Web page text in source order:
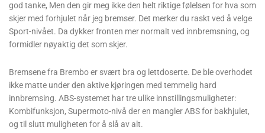
god tanke, Men den gir meg ikke den helt riktige følelsen for hva som
skjer med forhjulet når jeg bremser. Det merker du raskt ved å velge
Sport-nivået. Da dykker fronten mer normalt ved innbremsning, og
formidler nøyaktig det som skjer.
Bremsene fra Brembo er svært bra og lettdoserte. De ble overhodet
ikke matte under den aktive kjøringen med temmelig hard
innbremsing. ABS-systemet har tre ulike innstillingsmuligheter:
Kombifunksjon, Supermoto-nivå der en mangler ABS for bakhjulet,
og til slutt muligheten for å slå av alt.